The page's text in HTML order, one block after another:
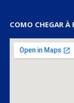
COMO CHEGAR À